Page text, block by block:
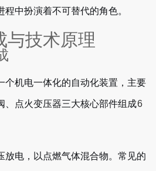
中扮演着不可替代的角色。
与技术原理
个机电一体化的自动化装置，主要
、点火变压器三大核心部件组成6
放电，以点燃气体混合物。常见的